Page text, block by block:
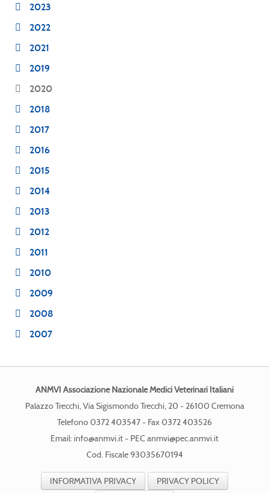
2023
2022
2021
2019
2020
2018
2017
2016
2015
2014
2013
2012
2011
2010
2009
2008
2007
ANMVI Associazione Nazionale Medici Veterinari Italiani
Palazzo Trecchi, Via Sigismondo Trecchi, 20 - 26100 Cremona
Telefono 0372 403547 - Fax 0372 403526
Email: info@anmvi.it- PEC anmvi@pec.anmvi.it
Cod. Fiscale 93035670194
INFORMATIVA PRIVACY PRIVACY POLICY